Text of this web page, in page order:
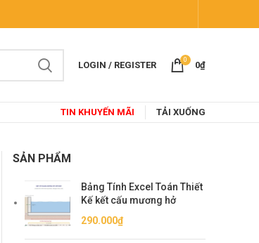
LOGIN / REGISTER
0
0₫
TIN KHUYẾN MÃI TẢI XUỐNG
SẢN PHẨM
Bảng Tính Excel Toán Thiết
Kế kết cấu mương hở
290.000₫